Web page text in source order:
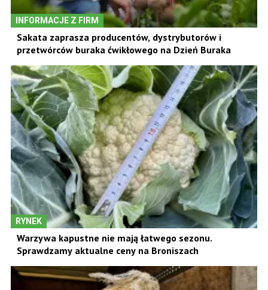
INFORMACJE Z FIRM
Sakata zaprasza producentów, dystrybutorów i
przetwórców buraka ćwikłowego na Dzień Buraka
RYNEK
Warzywa kapustne nie mają łatwego sezonu.
Sprawdzamy aktualne ceny na Broniszach